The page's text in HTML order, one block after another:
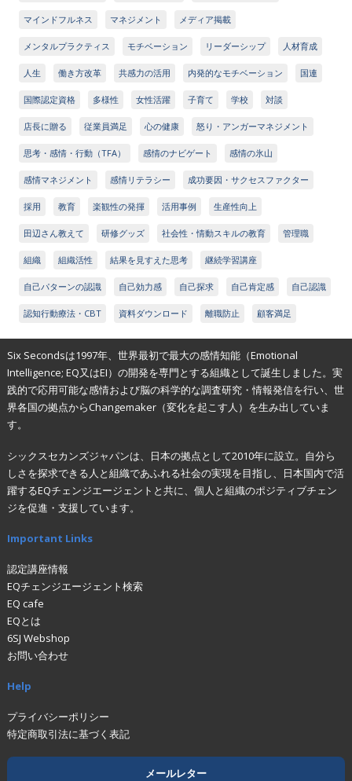
マインドフルネス マネジメント メディア掲載
メンタルプラクティス モチベーション リーダーシップ 人材育成
人生 働き方改革 共感力の活用 内発的なモチベーション 国連
国際認定資格 多様性 女性活躍 子育て 学校 対談
店長に贈る 従業員満足 心の健康 怒り・アンガーマネジメント
思考・感情・行動（TFA） 感情のナビゲート 感情の氷山
感情マネジメント 感情リテラシー 成功要因・サクセスファクター
採用 教育 楽観性の発揮 活用事例 生産性向上
田辺さん教えて 研修グッズ 社会性・情動スキルの教育 管理職
組織 組織活性 結果を見すえた思考 継続学習講座
自己パターンの認識 自己効力感 自己探求 自己肯定感 自己認識
認知行動療法・CBT 資料ダウンロード 離職防止 顧客満足
Six Secondsは1997年、世界最初で最大の感情知能（Emotional
Intelligence; EQ又はEI）の開発を専門とする組織として誕生しました。実
践的で応用可能な感情および脳の科学的な調査研究・情報発信を行い、世
界各国の拠点からChangemaker（変化を起こす人）を生み出していま
す。
シックスセカンズジャパンは、日本の拠点として2010年に設立。自分ら
しさを探求できる人と組織であふれる社会の実現を目指し、日本国内で活
躍するEQチェンジエージェントと共に、個人と組織のポジティブチェン
ジを促進・支援しています。
Important Links
認定講座情報
EQチェンジエージェント検索
EQ cafe
EQとは
6SJ Webshop
お問い合わせ
Help
プライバシーポリシー
特定商取引法に基づく表記
メールレター